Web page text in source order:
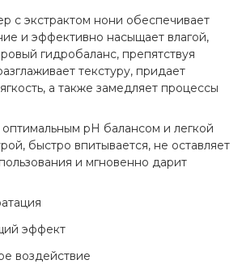
с экстрактом нони обеспечивает
и эффективно насыщает влагой,
гидробаланс, препятствуя
текстуру, придает
а также замедляет процессы
рН балансом и легкой
быстро впитывается, не оставляет
и мгновенно дарит
эффект
воздействие